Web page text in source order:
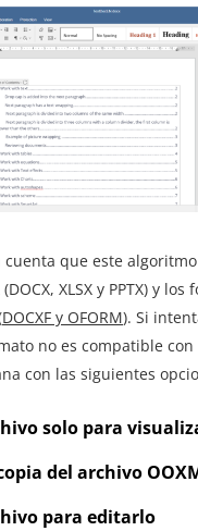
cuenta que este
XLSX y PPTX) y
DOCXF y OFORM). Si
no es compatible
con las siguientes
solo para
del archivo
para editarlo